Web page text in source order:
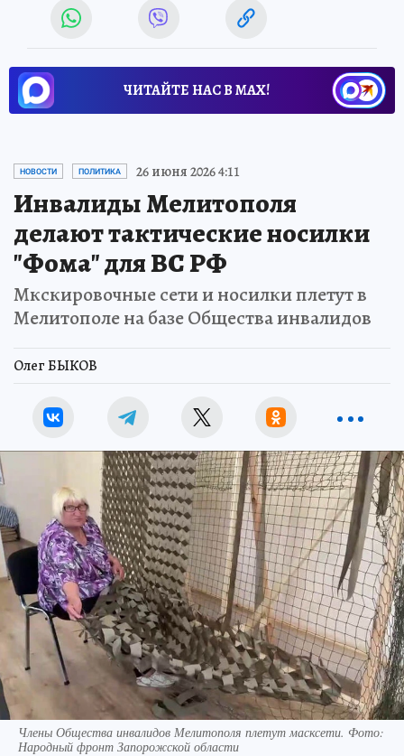
ЧИТАЙТЕ НАС В МАХ!
НОВОСТИ ПОЛИТИКА 26 июня 2026 4:11
Инвалиды Мелитополя
делают тактические носилки
"Фома" для ВС РФ
Мкскировочные сети и носилки плетут в
Мелитополе на базе Общества инвалидов
Олег БЫКОВ
Члены Общества инвалидов Мелитополя плетут масксети. Фото:
Народный фронт Запорожской области